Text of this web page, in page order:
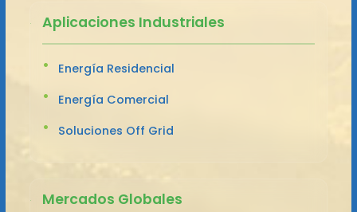
Aplicaciones Industriales
Energía Residencial
Energía Comercial
Soluciones Off Grid
Mercados Globales